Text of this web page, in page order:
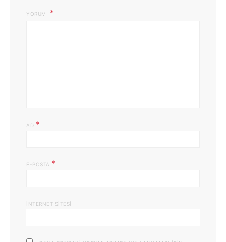
YORUM
AD *
E-POSTA *
İNTERNET SITESI